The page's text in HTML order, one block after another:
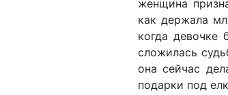
женщина
как держала
когда девочке
сложилась
она сейчас
подарки под